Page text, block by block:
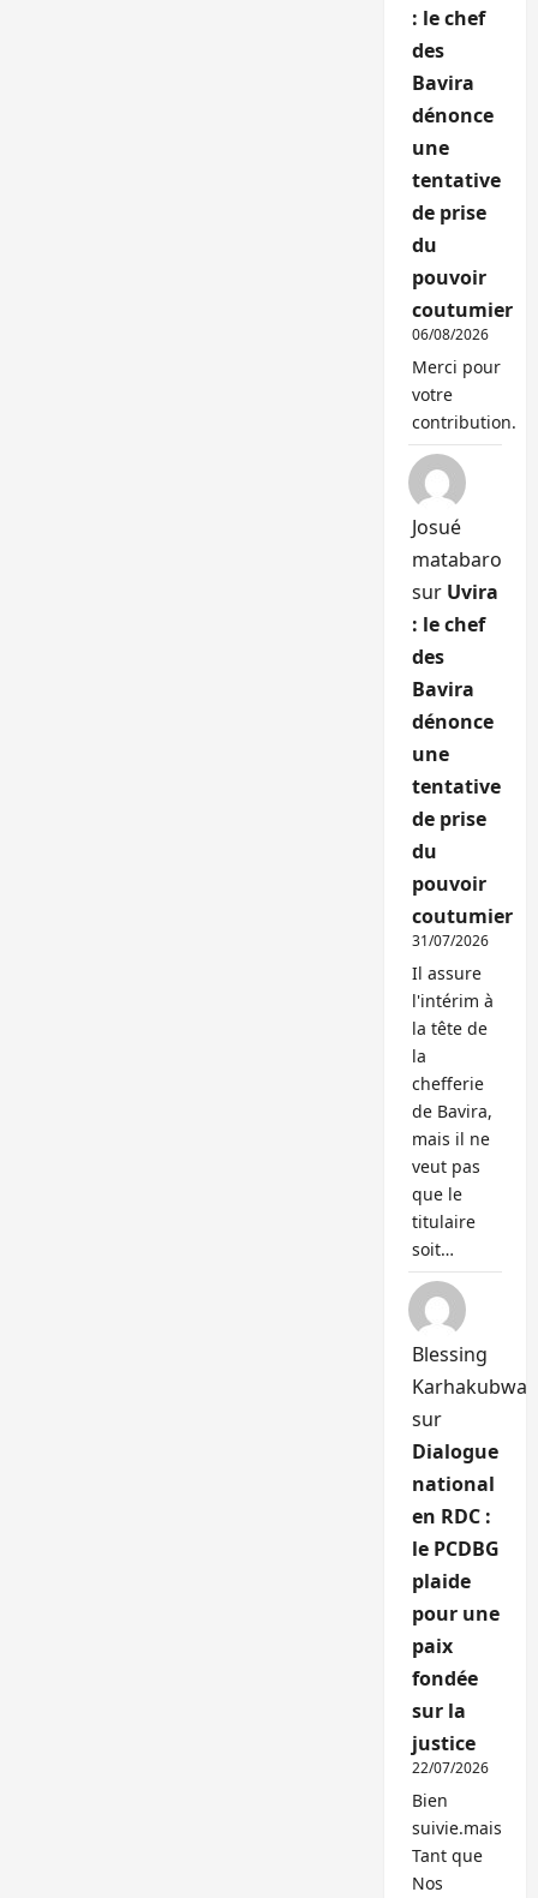
: le chef
des
Bavira
dénonce
une
tentative
de prise
du
pouvoir
coutumier
06/08/2026
Merci pour
votre
contribution.
Josué
matabaro
sur Uvira
: le chef
des
Bavira
dénonce
une
tentative
de prise
du
pouvoir
coutumier
31/07/2026
Il assure
l'intérim à
la tête de
la
chefferie
de Bavira,
mais il ne
veut pas
que le
titulaire
soit…
Blessing
Karhakubwa
sur
Dialogue
national
en RDC :
le PCDBG
plaide
pour une
paix
fondée
sur la
justice
22/07/2026
Bien
suivie.mais
Tant que
Nos